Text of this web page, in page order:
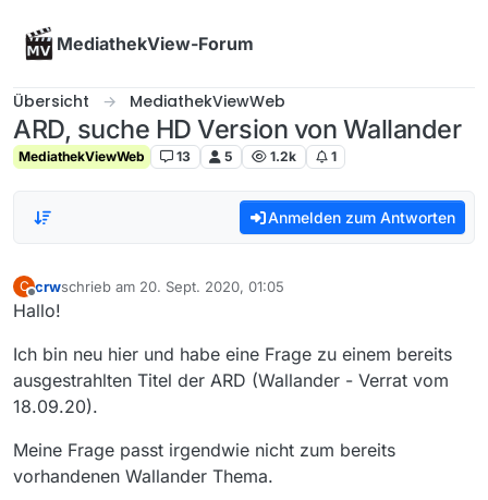
MediathekView-Forum
Übersicht MediathekViewWeb
ARD, suche HD Version von Wallander
MediathekViewWeb 13 5 1.2k 1
Anmelden zum Antworten
C
Offline
crwschrieb am 20. Sept. 2020, 01:05
zuletzt editiert von
Hallo!
Ich bin neu hier und habe eine Frage zu einem bereits
ausgestrahlten Titel der ARD (Wallander - Verrat vom
18.09.20).
Meine Frage passt irgendwie nicht zum bereits
vorhandenen Wallander Thema.